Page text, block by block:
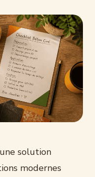
solution
modernes